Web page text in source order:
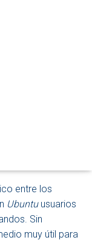
A
Ó
entre los
Ubuntuusuarios
Sin
muy útil para